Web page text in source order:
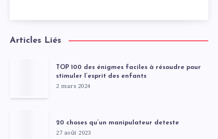
Articles Liés
TOP 100 des énigmes faciles à résoudre pour
stimuler l’esprit des enfants
2 mars 2024
20 choses qu’un manipulateur deteste
27 août 2023